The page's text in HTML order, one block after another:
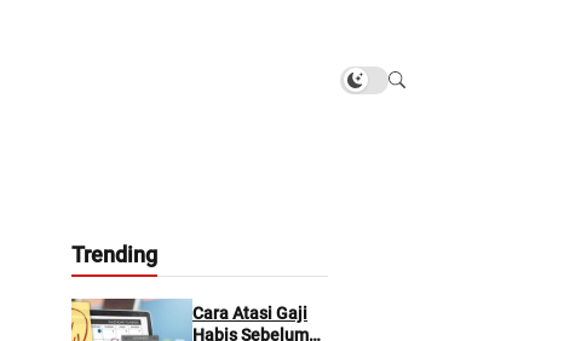
Trending
Cara Atasi Gaji
Habis Sebelum